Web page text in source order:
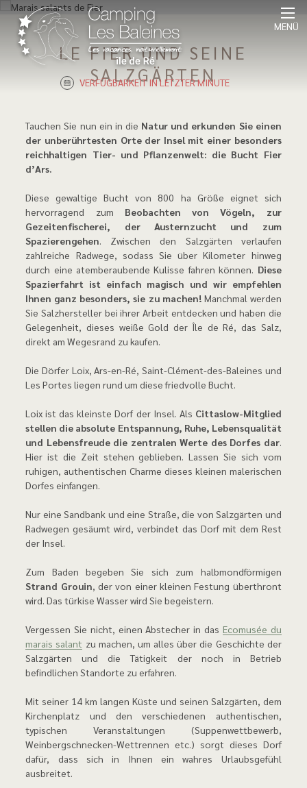
MENÜ
VERFÜGBARKEIT IN LETZTER MINUTE
LE FIER UND SEINE
SALZGÄRTEN
Tauchen Sie nun ein in die Natur und erkunden Sie einen
der unberührtesten Orte der Insel mit einer besonders
reichhaltigen Tier- und Pflanzenwelt: die Bucht Fier
d’Ars.
Diese gewaltige Bucht von 800 ha Größe eignet sich
hervorragend zum Beobachten von Vögeln, zur
Gezeitenfischerei, der Austernzucht und zum
Spazierengehen. Zwischen den Salzgärten verlaufen
zahlreiche Radwege, sodass Sie über Kilometer hinweg
durch eine atemberaubende Kulisse fahren können. Diese
Spazierfahrt ist einfach magisch und wir empfehlen
Ihnen ganz besonders, sie zu machen!Manchmal werden
Sie Salzhersteller bei ihrer Arbeit entdecken und haben die
Gelegenheit, dieses weiße Gold der Île de Ré, das Salz,
direkt am Wegesrand zu kaufen.
Die Dörfer Loix, Ars-en-Ré, Saint-Clément-des-Baleines und
Les Portes liegen rund um diese friedvolle Bucht.
Loix ist das kleinste Dorf der Insel. Als Cittaslow-Mitglied
stellen die absolute Entspannung, Ruhe, Lebensqualität
und Lebensfreude die zentralen Werte des Dorfes dar.
Hier ist die Zeit stehen geblieben. Lassen Sie sich vom
ruhigen, authentischen Charme dieses kleinen malerischen
Dorfes einfangen.
Nur eine Sandbank und eine Straße, die von Salzgärten und
Radwegen gesäumt wird, verbindet das Dorf mit dem Rest
der Insel.
Zum Baden begeben Sie sich zum halbmondförmigen
Strand Grouin, der von einer kleinen Festung überthront
wird. Das türkise Wasser wird Sie begeistern.
Vergessen Sie nicht, einen Abstecher in das Ecomusée du
marais salant zu machen, um alles über die Geschichte der
Salzgärten und die Tätigkeit der noch in Betrieb
befindlichen Standorte zu erfahren.
Mit seiner 14 km langen Küste und seinen Salzgärten, dem
Kirchenplatz und den verschiedenen authentischen,
typischen Veranstaltungen (Suppenwettbewerb,
Weinbergschnecken-Wettrennen etc.) sorgt dieses Dorf
dafür, dass sich in Ihnen ein wahres Urlaubsgefühl
ausbreitet.